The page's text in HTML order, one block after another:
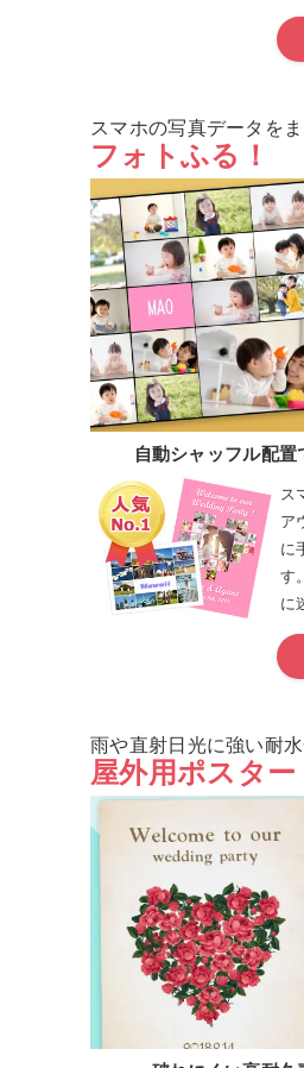
スマホの写真データを
フォトふる！
自動シャッフル配
ス
ア
に
す
に
雨や直射日光に強い耐
屋外用ポスター